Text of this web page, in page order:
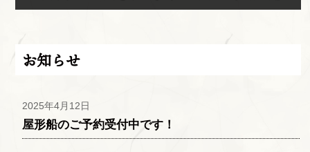
お知らせ
2025年4月12日
屋形船のご予約受付中です！